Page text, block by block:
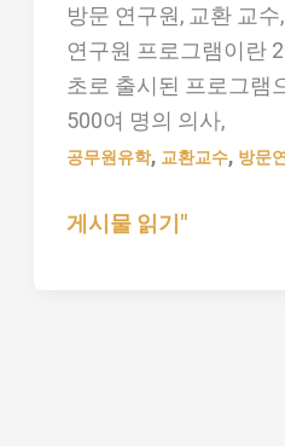
방문 연구원, 교환 교
연구원 프로그램이란
초로 출시된 프로그램
500여 명의 의사,
공무원유학, 교환교수, 방문
로
그
게시물 읽기"